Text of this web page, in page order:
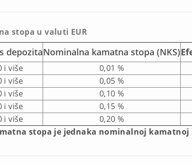
stopa u valuti EUR
depozitaNominalna kamatna stopa (NKS)
i više 0,01 %
i više 0,05 %
i više 0,10 %
i više 0,15 %
i više 0,20 %
stopa je jednaka nominalnoj kamatnoj